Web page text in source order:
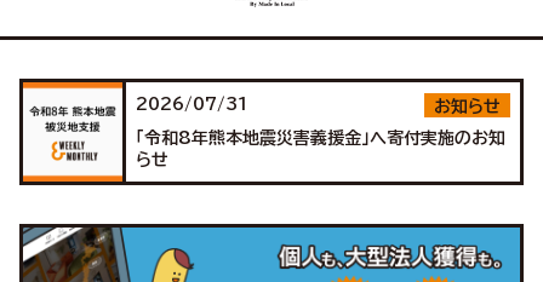
2026/07/31
お知らせ
「令和8年熊本地震災害義援金」へ寄付実施のお知
らせ